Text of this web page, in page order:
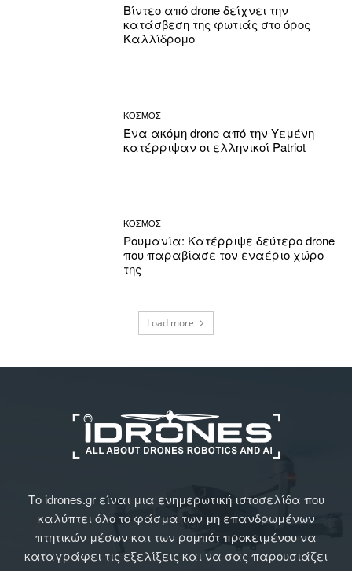
Βίντεο από drone δείχνει την
κατάσβεση της φωτιάς στο όρος
Καλλίδρομο
ΚΟΣΜΟΣ
Ένα ακόμη drone από την Υεμένη
κατέρριψαν οι ελληνικοί Patriot
ΚΟΣΜΟΣ
Ρουμανία: Κατέρριψε δεύτερο drone
που παραβίασε τον εναέριο χώρο
της
Load more
Το idrones.gr είναι μια ενημερωτική ιστοσελίδα που
καλύπτει όλο το φάσμα των μη επανδρωμένων
πτητικών μέσων και των ρομπότ προκειμένου να
καταγράφει τις εξελίξεις και να σας παρουσιάζει